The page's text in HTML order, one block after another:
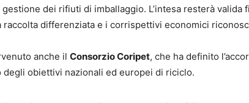
dei rifiuti di imballaggio. L’intesa resterà
raccolta differenziata e i corrispettivi economici
anche il Consorzio Coripet, che ha definito
degli obiettivi nazionali ed europei di riciclo.